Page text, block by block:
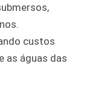
custos
as águas das